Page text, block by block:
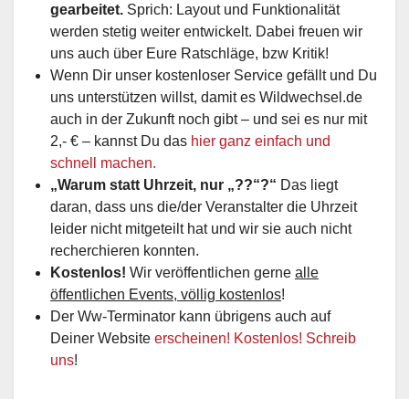
gearbeitet. Sprich: Layout und Funktionalität
werden stetig weiter entwickelt. Dabei freuen wir
uns auch über Eure Ratschläge, bzw Kritik!
Wenn Dir unser kostenloser Service gefällt und Du
uns unterstützen willst, damit es Wildwechsel.de
auch in der Zukunft noch gibt – und sei es nur mit
2,- € – kannst Du das hier ganz einfach und
schnell machen.
„Warum statt Uhrzeit, nur „??“?“ Das liegt
daran, dass uns die/der Veranstalter die Uhrzeit
leider nicht mitgeteilt hat und wir sie auch nicht
recherchieren konnten.
Kostenlos! Wir veröffentlichen gerne alle
öffentlichen Events, völlig kostenlos!
Der Ww-Terminator kann übrigens auch auf
Deiner Website erscheinen! Kostenlos! Schreib
uns!